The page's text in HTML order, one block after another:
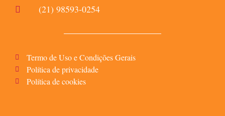
(21) 98593-0254
Termo de Uso e Condições Gerais
Política de privacidade
Política de cookies